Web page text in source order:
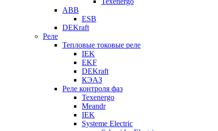
ABB
ESB
DEKraft
Реле
Тепловые токовые реле
IEK
EKF
DEKraft
КЭАЗ
Реле контроля фаз
Texenergo
Meandr
IEK
Systeme Electric